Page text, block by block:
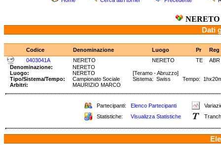
NERETO
Dati
Codice Denominazione Luogo Pr
Reg
0403041A
NERETO NERETO TE
ABR
Denominazione:
NERETO
Luogo:
NERETO
[Teramo - Abruzzo]
Tipo/Sistema/Tempo:
Campionato Sociale
Sistema: Swiss Tempo:
Arbitri:
MAURIZIO MARCO
Partecipanti: Elenco Partecipanti
Statistiche:
Visualizza Statistiche